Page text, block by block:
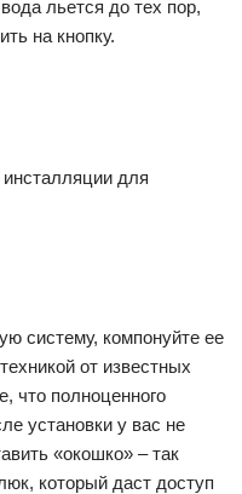
льется до тех пор,
на кнопку.
систему, компонуйте ее
от известных
что полноценного
установки у вас не
«окошко» – так
который даст доступ